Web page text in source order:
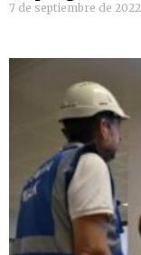
7 de septiembre de 2022